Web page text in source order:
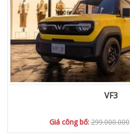
VF3
Giá công bố:299.000.000